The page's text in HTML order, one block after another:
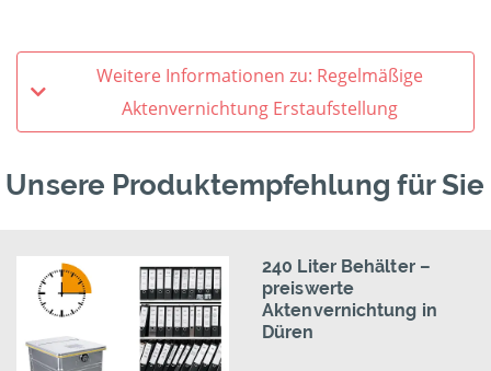
Weitere Informationen zu: Regelmäßige
Aktenvernichtung Erstaufstellung
Unsere Produktempfehlung für Sie
240 Liter Behälter –
preiswerte
Aktenvernichtung in
Düren